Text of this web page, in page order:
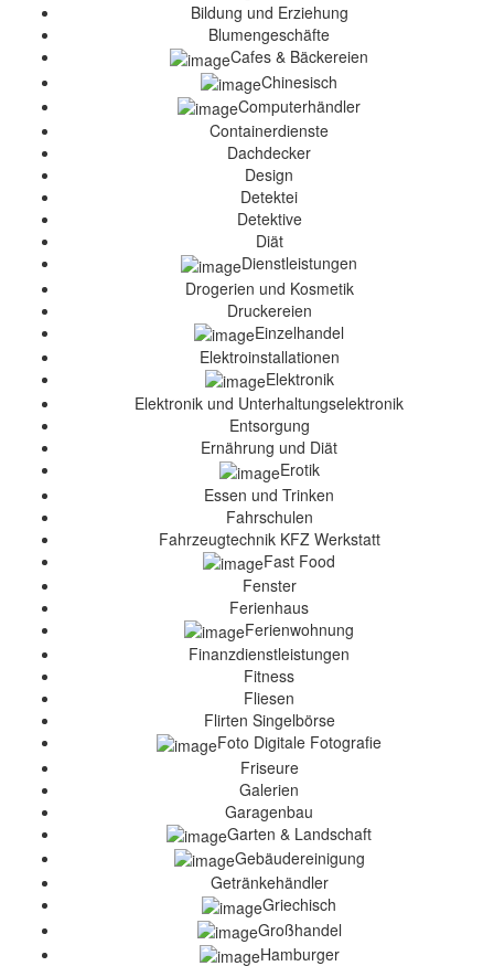
Bildung und Erziehung
Blumengeschäfte
Cafes & Bäckereien
Chinesisch
Computerhändler
Containerdienste
Dachdecker
Design
Detektei
Detektive
Diät
Dienstleistungen
Drogerien und Kosmetik
Druckereien
Einzelhandel
Elektroinstallationen
Elektronik
Elektronik und Unterhaltungselektronik
Entsorgung
Ernährung und Diät
Erotik
Essen und Trinken
Fahrschulen
Fahrzeugtechnik KFZ Werkstatt
Fast Food
Fenster
Ferienhaus
Ferienwohnung
Finanzdienstleistungen
Fitness
Fliesen
Flirten Singelbörse
Foto Digitale Fotografie
Friseure
Galerien
Garagenbau
Garten & Landschaft
Gebäudereinigung
Getränkehändler
Griechisch
Großhandel
Hamburger